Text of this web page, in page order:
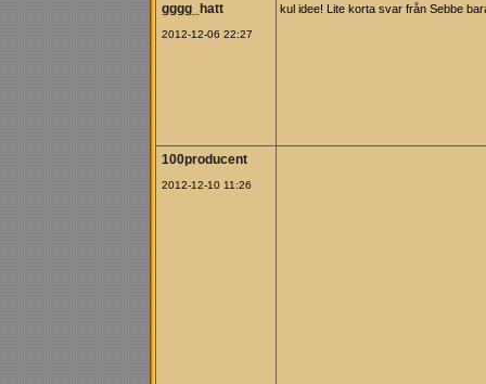
gggg_hatt
2012-12-06 22:27
kul idee! Lite korta svar från Sebbe
100producent
2012-12-10 11:26